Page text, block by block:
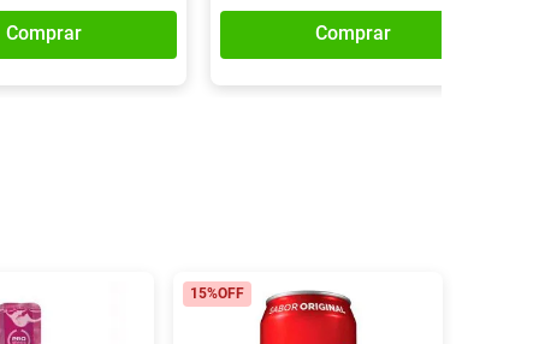
Comprar Comprar
15%OFF